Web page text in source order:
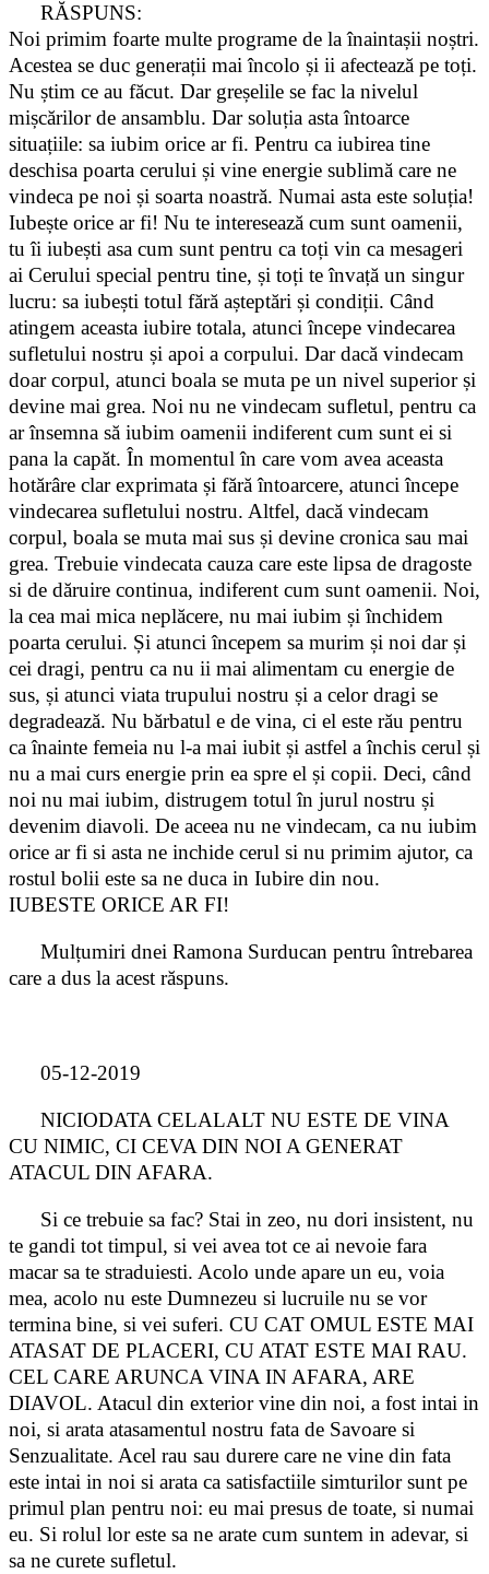
RĂSPUNS:
Noi primim foarte multe programe de la înaintașii noștri.
Acestea se duc generații mai încolo și ii afectează pe toți.
Nu știm ce au făcut. Dar greșelile se fac la nivelul
mișcărilor de ansamblu. Dar soluția asta întoarce
situațiile: sa iubim orice ar fi. Pentru ca iubirea tine
deschisa poarta cerului și vine energie sublimă care ne
vindeca pe noi și soarta noastră. Numai asta este soluția!
Iubește orice ar fi! Nu te interesează cum sunt oamenii,
tu îi iubești asa cum sunt pentru ca toți vin ca mesageri
ai Cerului special pentru tine, și toți te învață un singur
lucru: sa iubești totul fără așteptări și condiții. Când
atingem aceasta iubire totala, atunci începe vindecarea
sufletului nostru și apoi a corpului. Dar dacă vindecam
doar corpul, atunci boala se muta pe un nivel superior și
devine mai grea. Noi nu ne vindecam sufletul, pentru ca
ar însemna să iubim oamenii indiferent cum sunt ei si
pana la capăt. În momentul în care vom avea aceasta
hotărâre clar exprimata și fără întoarcere, atunci începe
vindecarea sufletului nostru. Altfel, dacă vindecam
corpul, boala se muta mai sus și devine cronica sau mai
grea. Trebuie vindecata cauza care este lipsa de dragoste
si de dăruire continua, indiferent cum sunt oamenii. Noi,
la cea mai mica neplăcere, nu mai iubim și închidem
poarta cerului. Și atunci începem sa murim și noi dar și
cei dragi, pentru ca nu ii mai alimentam cu energie de
sus, și atunci viata trupului nostru și a celor dragi se
degradează. Nu bărbatul e de vina, ci el este rău pentru
ca înainte femeia nu l-a mai iubit și astfel a închis cerul și
nu a mai curs energie prin ea spre el și copii. Deci, când
noi nu mai iubim, distrugem totul în jurul nostru și
devenim diavoli. De aceea nu ne vindecam, ca nu iubim
orice ar fi si asta ne inchide cerul si nu primim ajutor, ca
rostul bolii este sa ne duca in Iubire din nou.
IUBESTE ORICE AR FI!
Mulțumiri dnei Ramona Surducan pentru întrebarea
care a dus la acest răspuns.
05-12-2019
NICIODATA CELALALT NU ESTE DE VINA
CU NIMIC, CI CEVA DIN NOI A GENERAT
ATACUL DIN AFARA.
Si ce trebuie sa fac? Stai in zeo, nu dori insistent, nu
te gandi tot timpul, si vei avea tot ce ai nevoie fara
macar sa te straduiesti. Acolo unde apare un eu, voia
mea, acolo nu este Dumnezeu si lucruile nu se vor
termina bine, si vei suferi. CU CAT OMUL ESTE MAI
ATASAT DE PLACERI, CU ATAT ESTE MAI RAU.
CEL CARE ARUNCA VINA IN AFARA, ARE
DIAVOL. Atacul din exterior vine din noi, a fost intai in
noi, si arata atasamentul nostru fata de Savoare si
Senzualitate. Acel rau sau durere care ne vine din fata
este intai in noi si arata ca satisfactiile simturilor sunt pe
primul plan pentru noi: eu mai presus de toate, si numai
eu. Si rolul lor este sa ne arate cum suntem in adevar, si
sa ne curete sufletul.